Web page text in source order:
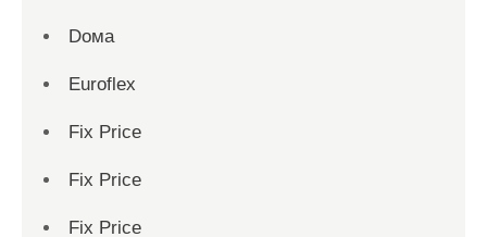
Dома
Euroflex
Fix Price
Fix Price
Fix Price